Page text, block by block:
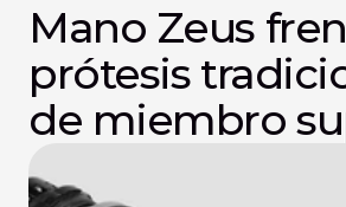
Mano Zeus
prótesis
de miembro